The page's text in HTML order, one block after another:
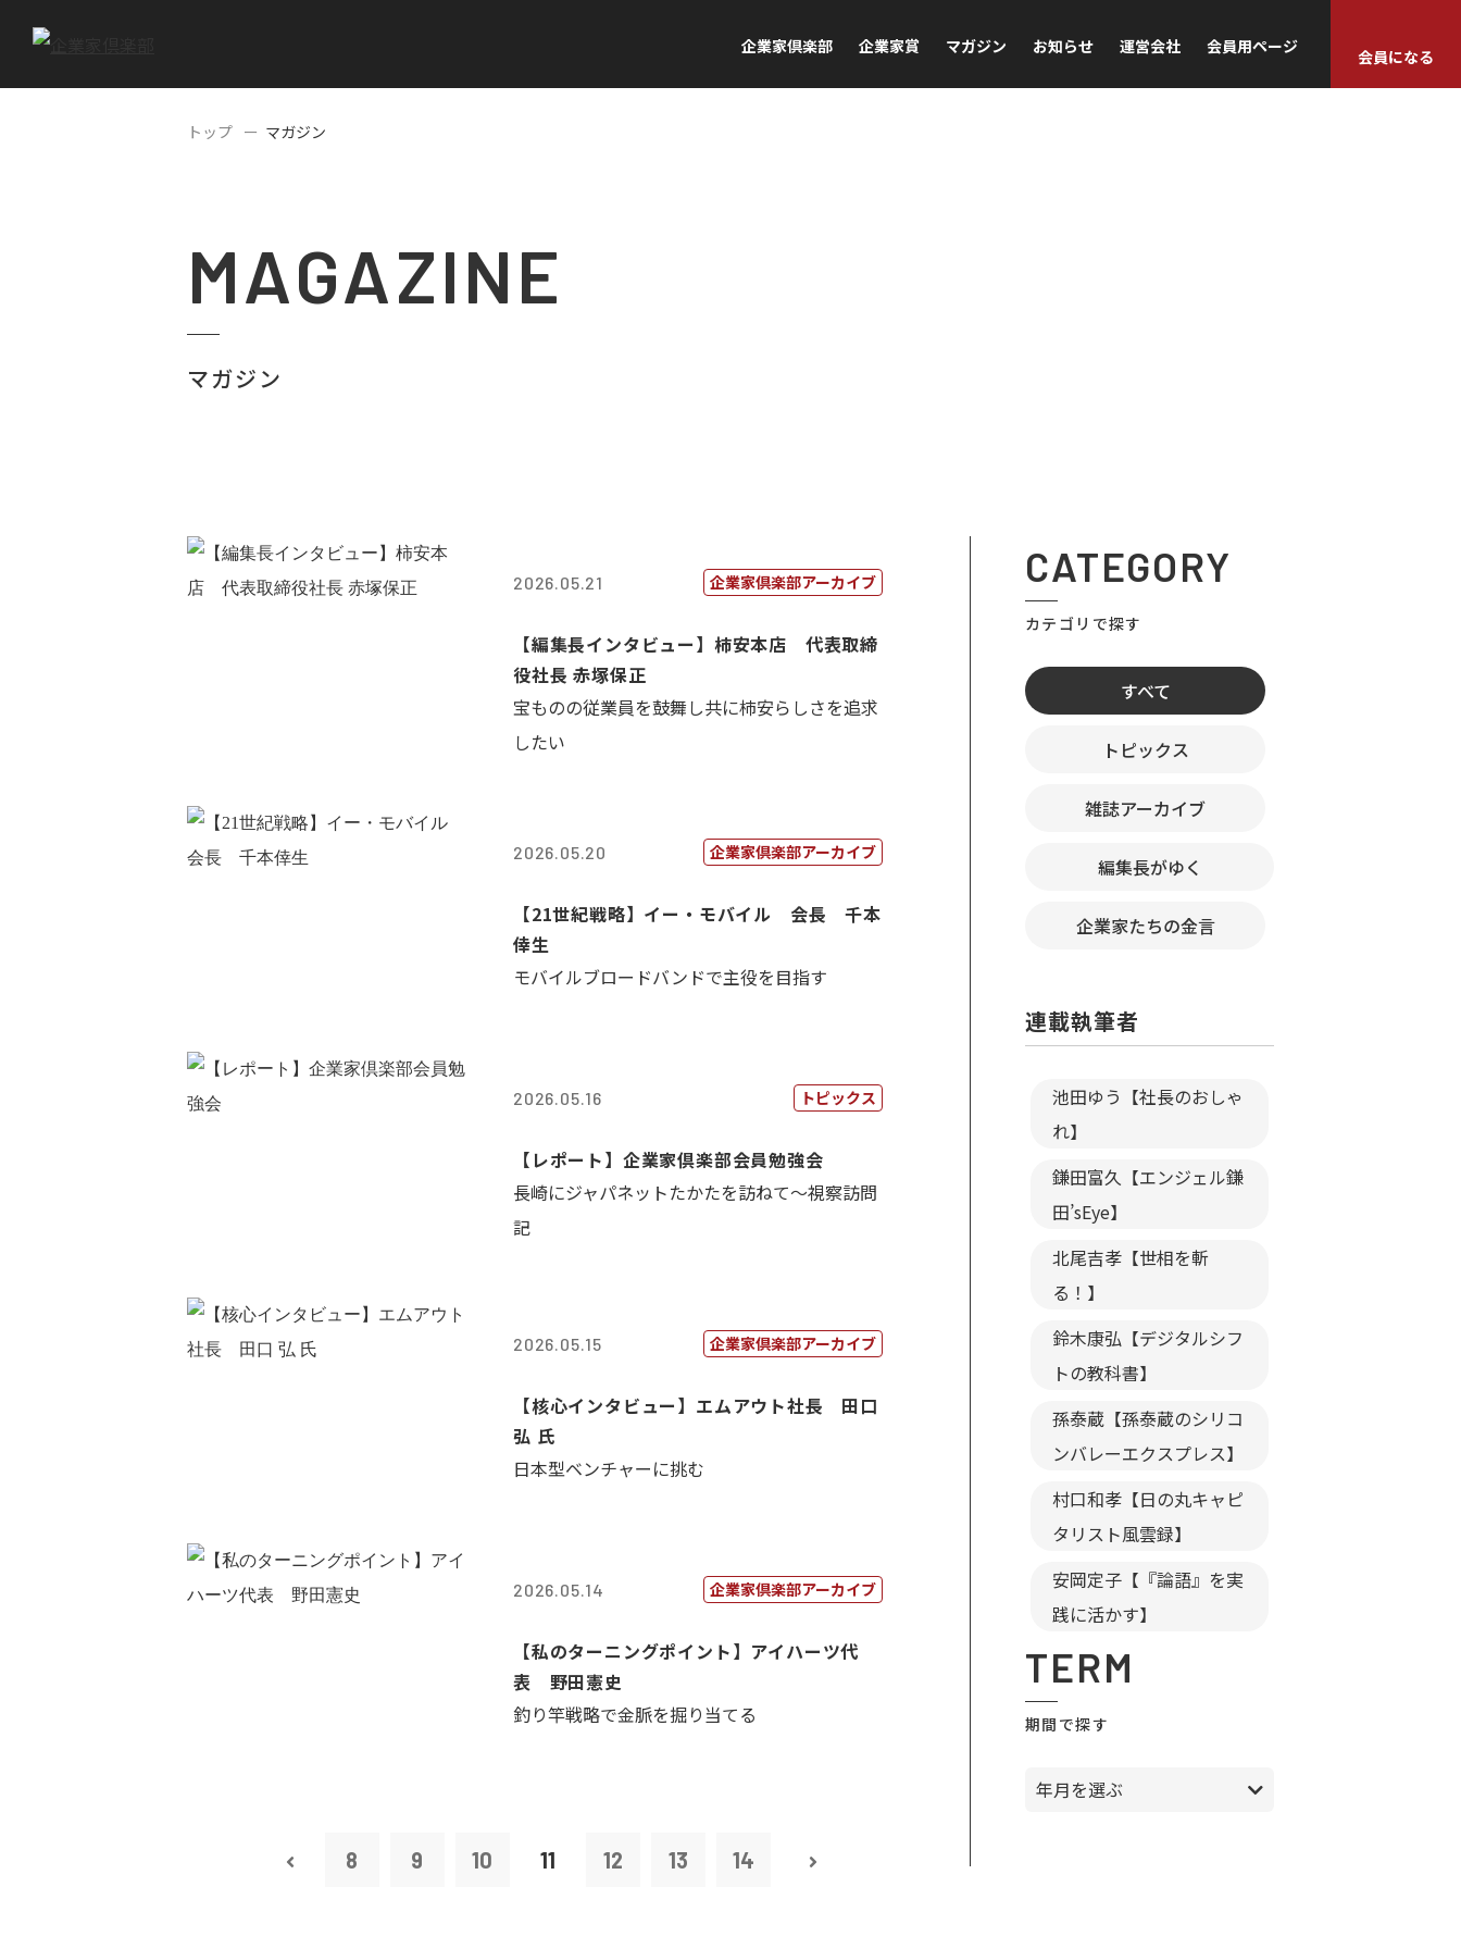
企業家倶楽部 企業家賞 マガジン お知らせ 運営会社 会員用ページ
会員になる
トップ マガジン
MAGAZINE
マガジン
2026.05.21 企業家倶楽部アーカイブ
【編集長インタビュー】柿安本店 代表取締
役社長 赤塚保正
宝ものの従業員を鼓舞し共に柿安らしさを追求
したい
2026.05.20 企業家倶楽部アーカイブ
【21世紀戦略】イー・モバイル 会長 千本
倖生
モバイルブロードバンドで主役を目指す
2026.05.16 トピックス
【レポート】企業家倶楽部会員勉強会
長崎にジャパネットたかたを訪ねて～視察訪問
記
2026.05.15 企業家倶楽部アーカイブ
【核心インタビュー】エムアウト社長 田口
弘 氏
日本型ベンチャーに挑む
2026.05.14 企業家倶楽部アーカイブ
【私のターニングポイント】アイハーツ代
表 野田憲史
釣り竿戦略で金脈を掘り当てる
8 9 10 11 12 13 14
CATEGORY
カテゴリで探す
すべて
トピックス
雑誌アーカイブ
編集長がゆく
企業家たちの金言
連載執筆者
池田ゆう【社長のおしゃ
れ】
鎌田富久【エンジェル鎌
田’sEye】
北尾吉孝【世相を斬
る！】
鈴木康弘【デジタルシフ
トの教科書】
孫泰蔵【孫泰蔵のシリコ
ンバレーエクスプレス】
村口和孝【日の丸キャピ
タリスト風雲録】
安岡定子【『論語』を実
践に活かす】
TERM
期間で探す
年月を選ぶ